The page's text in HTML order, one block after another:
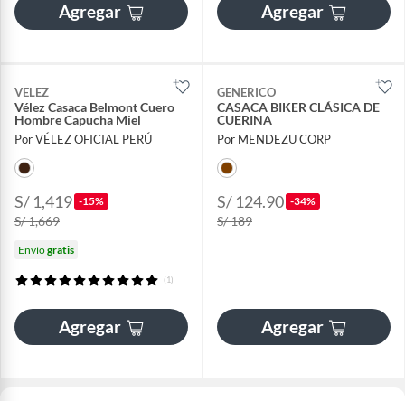
Agregar Agregar
VELEZ
Vélez Casaca Belmont Cuero
Hombre Capucha Miel
Por VÉLEZ OFICIAL PERÚ
S/ 1,419 -15%
S/ 1,669
Envíogratis
(1)
Agregar
GENERICO
CASACA BIKER CLÁSICA DE
CUERINA
Por MENDEZU CORP
S/ 124.90 -34%
S/ 189
Agregar